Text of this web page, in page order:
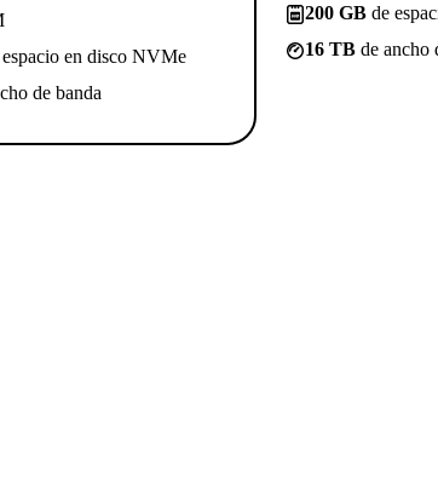
espacio en disco NVMe
de banda
200 GB de
16 TB de ancho